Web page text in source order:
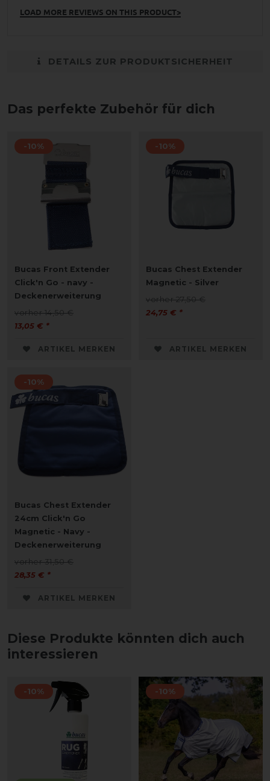
LOAD MORE REVIEWS ON THIS PRODUCT>
DETAILS ZUR PRODUKTSICHERHEIT
Das perfekte Zubehör für dich
-10%
Bucas Front Extender
Click'n Go - navy -
Deckenerweiterung
vorher 14,50 €
13,05 € *
ARTIKEL MERKEN
-10%
Bucas Chest Extender
Magnetic - Silver
vorher 27,50 €
24,75 € *
ARTIKEL MERKEN
-10%
Bucas Chest Extender
24cm Click'n Go
Magnetic - Navy -
Deckenerweiterung
vorher 31,50 €
28,35 € *
ARTIKEL MERKEN
Diese Produkte könnten dich auch
interessieren
-10% -10%